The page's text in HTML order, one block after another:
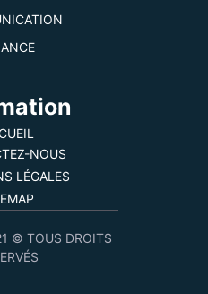
NOUS
LÉGALES
© TOUS DROITS